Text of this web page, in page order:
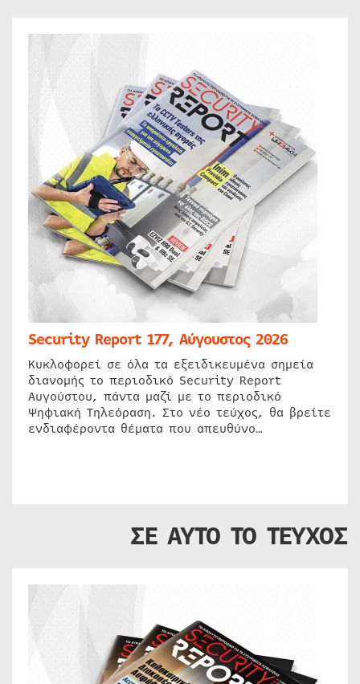
Security Report 177, Αύγουστος 2026
Κυκλοφορεί σε όλα τα εξειδικευμένα σημεία
διανομής το περιοδικό Security Report
Αυγούστου, πάντα μαζί με το περιοδικό
Ψηφιακή Τηλεόραση. Στο νέο τεύχος, θα βρείτε
ενδιαφέροντα θέματα που απευθύνο…
ΣΕ ΑΥΤΟ ΤΟ ΤΕΥΧΟΣ